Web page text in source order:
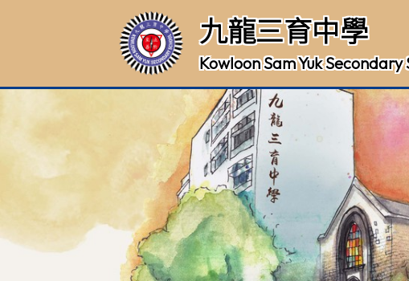
九龍三育中學
Kowloon Sam Yuk Secondary